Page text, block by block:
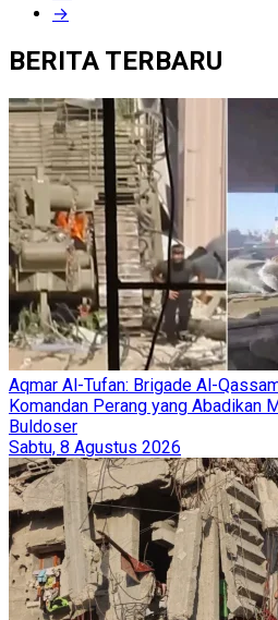
→
BERITA TERBARU
Aqmar Al-Tufan: Brigade Al-
Komandan Perang yang Abadikan
Buldoser
Sabtu, 8 Agustus 2026